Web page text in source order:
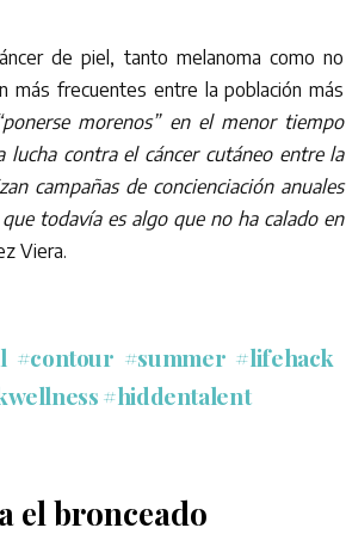
de piel, tanto melanoma como no
más frecuentes entre la población más
morenos” en el menor tiempo
contra el cáncer cutáneo entre la
campañas de concienciación anuales
todavía es algo que no ha calado en
Viera.
#contour #summer #lifehack
#hiddentalent
el bronceado